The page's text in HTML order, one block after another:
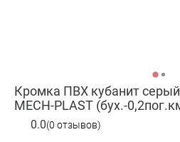
Кромка ПВХ кубанит
MECH-PLAST (бух.-
0.0(0 отзывов)